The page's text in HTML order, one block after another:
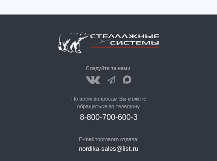
Следуйте за нами:
По всем вопросам Вы можете
обращаться по телефону
8-800-700-600-3
E-mail торгового отдела:
nordika-sales@list.ru